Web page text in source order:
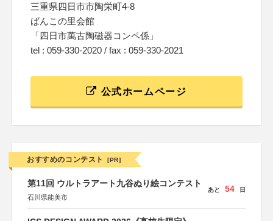
三重県四日市市陶栄町4-8
ばんこの里会館
「四日市萬古陶磁器コンペ係」
tel : 059-330-2020 / fax : 059-330-2021
公式ホームページ
おすすめのコンテスト [PR]
第11回 ウルトラアート九谷ぬり絵コンテスト
石川県能美市
あと 54 日